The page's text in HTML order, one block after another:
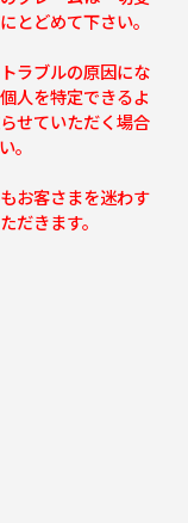
とどめて下さい。
ラブルの原因にな
人を特定できるよ
せていただく場合
。
お客さまを迷わす
だきます。